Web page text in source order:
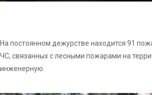
На постоянном дежурстве находится 91
ЧС, связанных с лесными пожарами на
инженерную.